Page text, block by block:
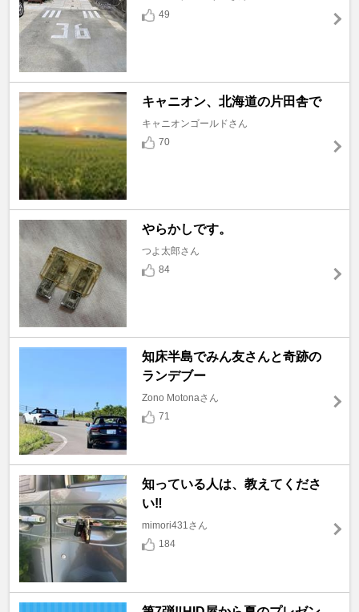
49
キャニオン、北海道の片田舎で
キャニオンゴールドさん
70
やらかしです。
つよ太郎さん
84
知床半島でみん友さんと奇跡の
ランデブー
Zono Motonaさん
71
知っている人は、教えてくださ
い‼️
mimori431さん
184